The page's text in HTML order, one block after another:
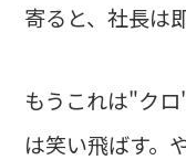
寄ると、社長は
もうこれは"クロ
は笑い飛ばす。